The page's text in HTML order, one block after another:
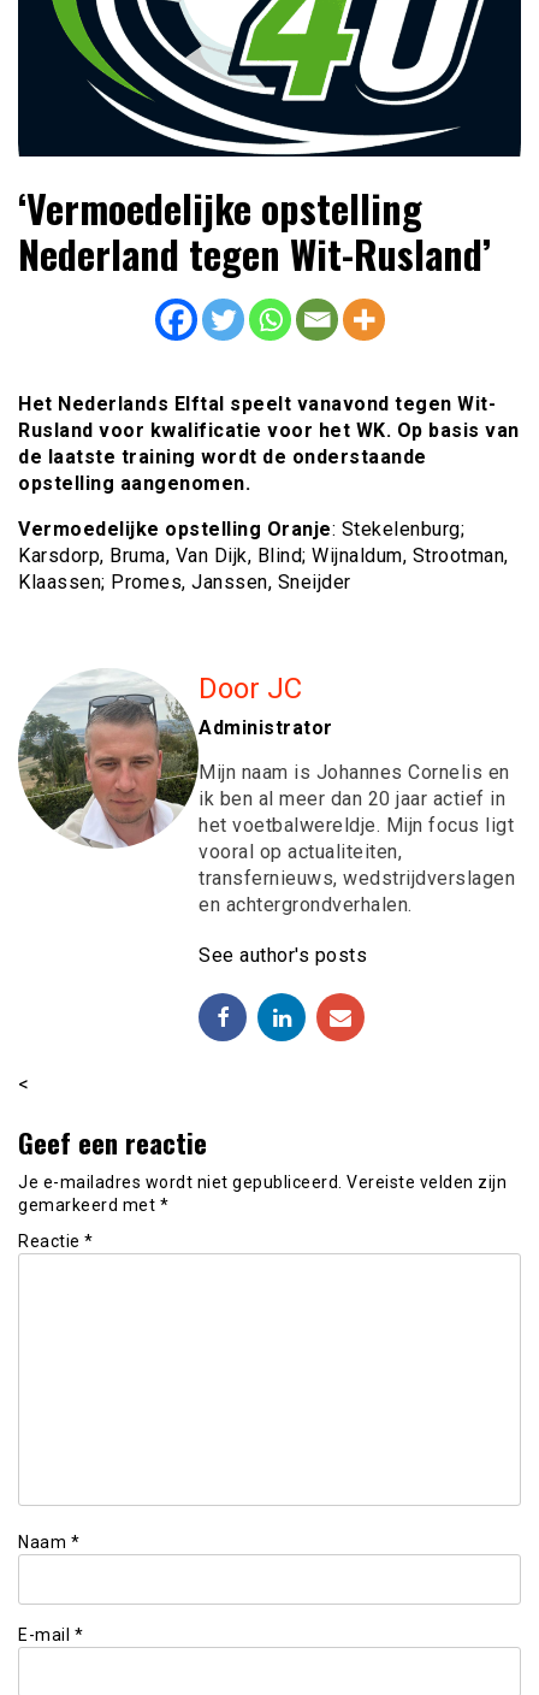
Voetbal4U.com Voetbalnieuws |
Transfers, Eredivisie &
Internationaal voetbal |
transferupdates, analyses en achtergronden over clubs,
spelers en competities uit binnen- en buitenland.
‘Vermoedelijke opstelling
Nederland tegen Wit-Rusland’
Het Nederlands Elftal speelt vanavond tegen Wit-
Rusland voor kwalificatie voor het WK. Op basis van
de laatste training wordt de onderstaande
opstelling aangenomen.
Vermoedelijke opstelling Oranje: Stekelenburg;
Karsdorp, Bruma, Van Dijk, Blind; Wijnaldum, Strootman,
Klaassen; Promes, Janssen, Sneijder
Door JC
Administrator
Mijn naam is Johannes Cornelis en
ik ben al meer dan 20 jaar actief in
het voetbalwereldje. Mijn focus ligt
vooral op actualiteiten,
transfernieuws, wedstrijdverslagen
en achtergrondverhalen.
See author's posts
<
Geef een reactie
Je e-mailadres wordt niet gepubliceerd. Vereiste velden zijn
gemarkeerd met *
Reactie *
Naam *
E-mail *